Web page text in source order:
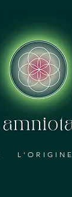
L'ORIGINE